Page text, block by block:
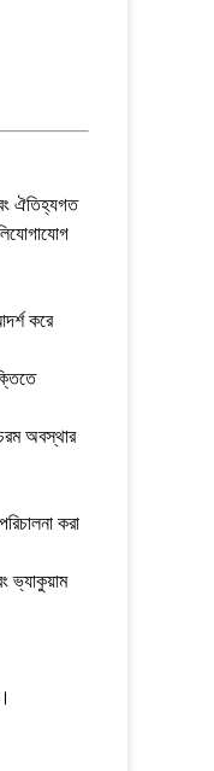
ঐতিহ্যগত
করে
অবস্থার
করা
ভ্যাকুয়াম